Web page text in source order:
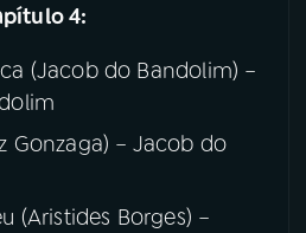
4:
(Jacob do Bandolim) –
Gonzaga) – Jacob do
(Aristides Borges) –